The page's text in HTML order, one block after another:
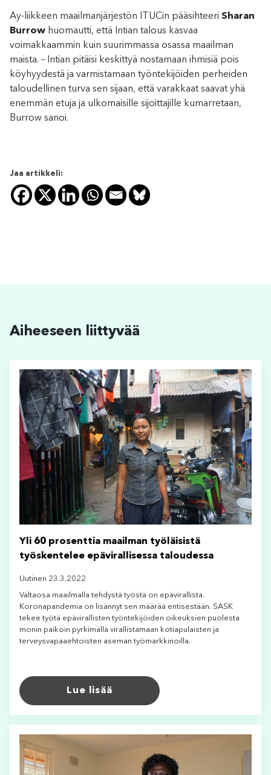
Ay-liikkeen maailmanjärjestön ITUCin pääsihteeri Sharan
Burrow huomautti, että Intian talous kasvaa
voimakkaammin kuin suurimmassa osassa maailman
maista. – Intian pitäisi keskittyä nostamaan ihmisiä pois
köyhyydestä ja varmistamaan työntekijöiden perheiden
taloudellinen turva sen sijaan, että varakkaat saavat yhä
enemmän etuja ja ulkomaisille sijoittajille kumarretaan,
Burrow sanoi.
Jaa artikkeli:
Aiheeseen liittyvää
Yli 60 prosenttia maailman työläisistä
työskentelee epävirallisessa taloudessa
Uutinen 23.3.2022
Valtaosa maailmalla tehdystä työstä on epävirallista.
Koronapandemia on lisännyt sen määrää entisestään. SASK
tekee työtä epävirallisten työntekijöiden oikeuksien puolesta
monin paikoin pyrkimällä virallistamaan kotiapulaisten ja
terveysvapaaehtoisten aseman työmarkkinoilla.
Lue lisää